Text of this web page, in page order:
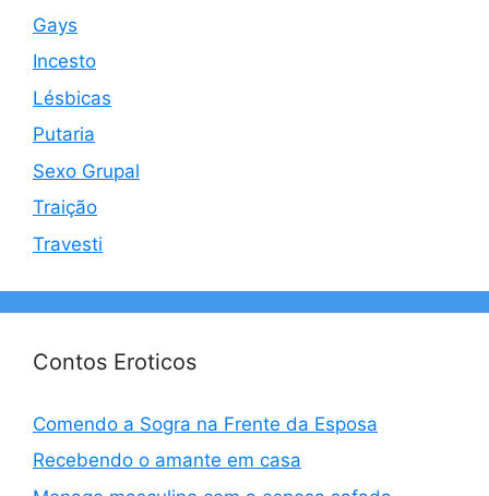
Gays
Incesto
Lésbicas
Putaria
Sexo Grupal
Traição
Travesti
Contos Eroticos
Comendo a Sogra na Frente da Esposa
Recebendo o amante em casa